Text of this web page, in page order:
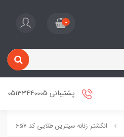
0
پشتیبانی 05133440005
انگشتر زنانه سیترین طلایی کد 657